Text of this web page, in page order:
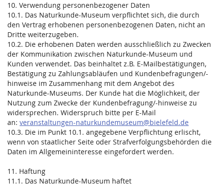
10. Verwendung personenbezogener Daten
10.1. Das Naturkunde-Museum verpflichtet sich, die durch
den Vertrag erhobenen personenbezogenen Daten, nicht an
Dritte weiterzugeben.
10.2. Die erhobenen Daten werden ausschließlich zu Zwecken
der Kommunikation zwischen Naturkunde-Museum und
Kunden verwendet. Das beinhaltet z.B. E-Mailbestätigungen,
Bestätigung zu Zahlungsabläufen und Kundenbefragungen/-
hinweise im Zusammenhang mit dem Angebot des
Naturkunde-Museums. Der Kunde hat die Möglichkeit, der
Nutzung zum Zwecke der Kundenbefragung/-hinweise zu
widersprechen. Widerspruch bitte per E-Mail
an: veranstaltungen-naturkundemuseum@bielefeld.de
10.3. Die im Punkt 10.1. angegebene Verpflichtung erlischt,
wenn von staatlicher Seite oder Strafverfolgungsbehörden die
Daten im Allgemeininteresse eingefordert werden.
11. Haftung
11.1. Das Naturkunde-Museum haftet